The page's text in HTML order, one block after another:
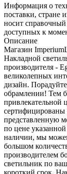
Информация о
поставки, стране
носит справочный
доступных к
Описание
Магазин
Накладной
производителя -
великолепных
дизайн.
обрамлении! Тем
привлекательной
сертифицированы
представленную
по цене
наличии, мы
большом
производителем
светильник по
короткий срок.